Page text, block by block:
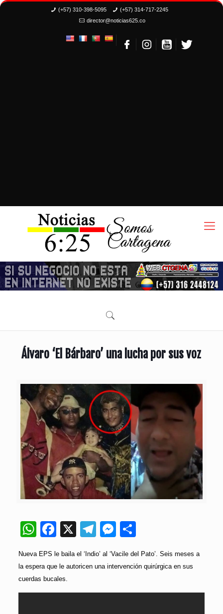
(+57) 310-398-5095
(+57) 314-717-2245
director@noticias625.co
Álvaro ‘El Bárbaro’ una lucha por sus voz
WhatsApp
Facebook
X Telegram
Messenger
Nueva EPS le baila el ‘Indio’ al ‘Vacile del Pato’. Seis meses a
la espera que le autoricen una intervención quirúrgica en sus
cuerdas bucales.